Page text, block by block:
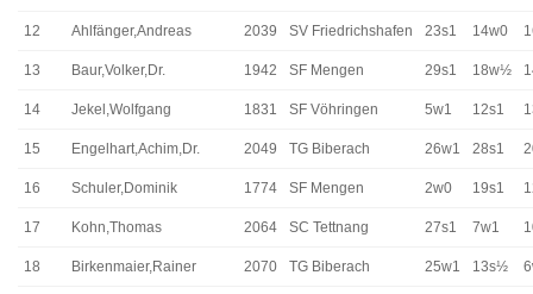
12 Ahlfänger,Andreas 2039 SV Friedrichshafen 23s1 14w0
13 Baur,Volker,Dr. 1942 SF Mengen 29s1 18w½
14 Jekel,Wolfgang 1831 SF Vöhringen 5w1 12s1
15 Engelhart,Achim,Dr. 2049 TG Biberach 26w1 28s1
16 Schuler,Dominik 1774 SF Mengen 2w0 19s1
17 Kohn,Thomas 2064 SC Tettnang 27s1 7w1
18 Birkenmaier,Rainer 2070 TG Biberach 25w1 13s½